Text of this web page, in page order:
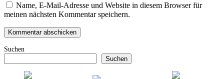
Name, E-Mail-Adresse und Website in diesem Browser für
meinen nächsten Kommentar speichern.
Suchen
Suchen